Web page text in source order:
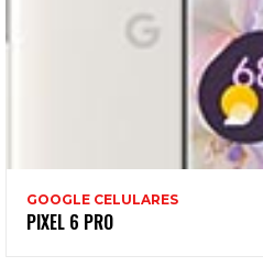
GOOGLE CELULARES
PIXEL 6 PRO